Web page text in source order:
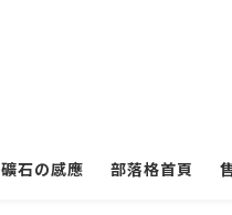
礦石の感應 部落格首頁